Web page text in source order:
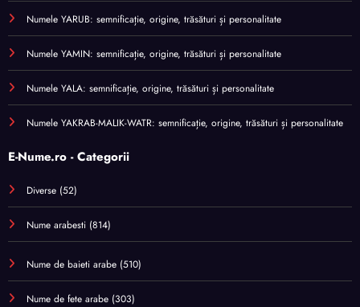
Numele YARUB: semnificație, origine, trăsături și personalitate
Numele YAMIN: semnificație, origine, trăsături și personalitate
Numele YALA: semnificație, origine, trăsături și personalitate
Numele YAKRAB-MALIK-WATR: semnificație, origine, trăsături și personalitate
E-Nume.ro - Categorii
Diverse (52)
Nume arabesti (814)
Nume de baieti arabe (510)
Nume de fete arabe (303)